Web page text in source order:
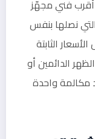
فني مجهّز
نصلها بنفس
الثابتة
الدائمين أو
مكالمة واحدة